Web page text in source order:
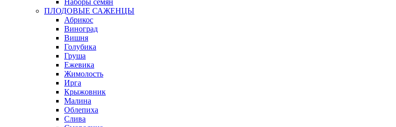
Наборы семян
ПЛОДОВЫЕ САЖЕНЦЫ
Абрикос
Виноград
Вишня
Голубика
Груша
Ежевика
Жимолость
Ирга
Крыжовник
Малина
Облепиха
Слива